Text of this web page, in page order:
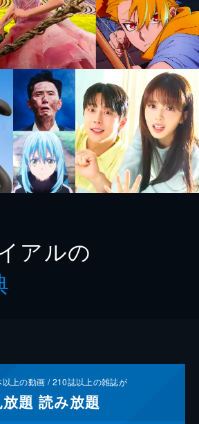
アルの
以上の動画 /210誌以上の雑誌が
放題 読み放題